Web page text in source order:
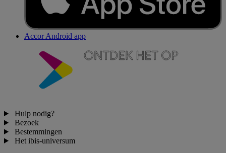
Accor Android app
Hulp nodig?
Bezoek
Bestemmingen
Het ibis-universum